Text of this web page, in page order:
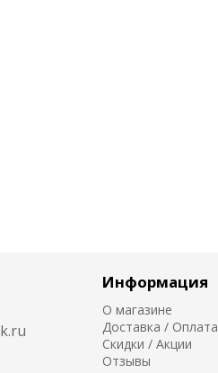
Информация
О магазине
Доставка / Оплата
Скидки / Акции
Отзывы